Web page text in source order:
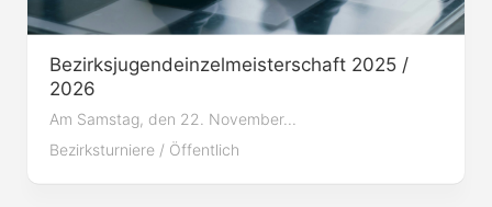
Bezirksjugendeinzelmeisterschaft 2025 /
2026
Am Samstag, den 22. November...
Bezirksturniere / Öffentlich